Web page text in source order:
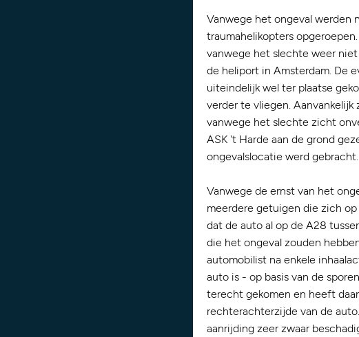
Vanwege het ongeval werden
traumahelikopters
vanwege het slechte weer
de heliport in Amsterdam. De
uiteindelijk wel ter plaatse
verder te vliegen.
vanwege het slechte zicht
ASK 't Harde aan de grond
ongevalslocatie werd gebracht.
Vanwege de ernst van het
meerdere getuigen die zich
dat de auto al op de A28
die het ongeval zouden
automobilist na enkele
auto is - op basis van de
terecht gekomen en heeft
rechterachterzijde van de
aanrijding zeer zwaar